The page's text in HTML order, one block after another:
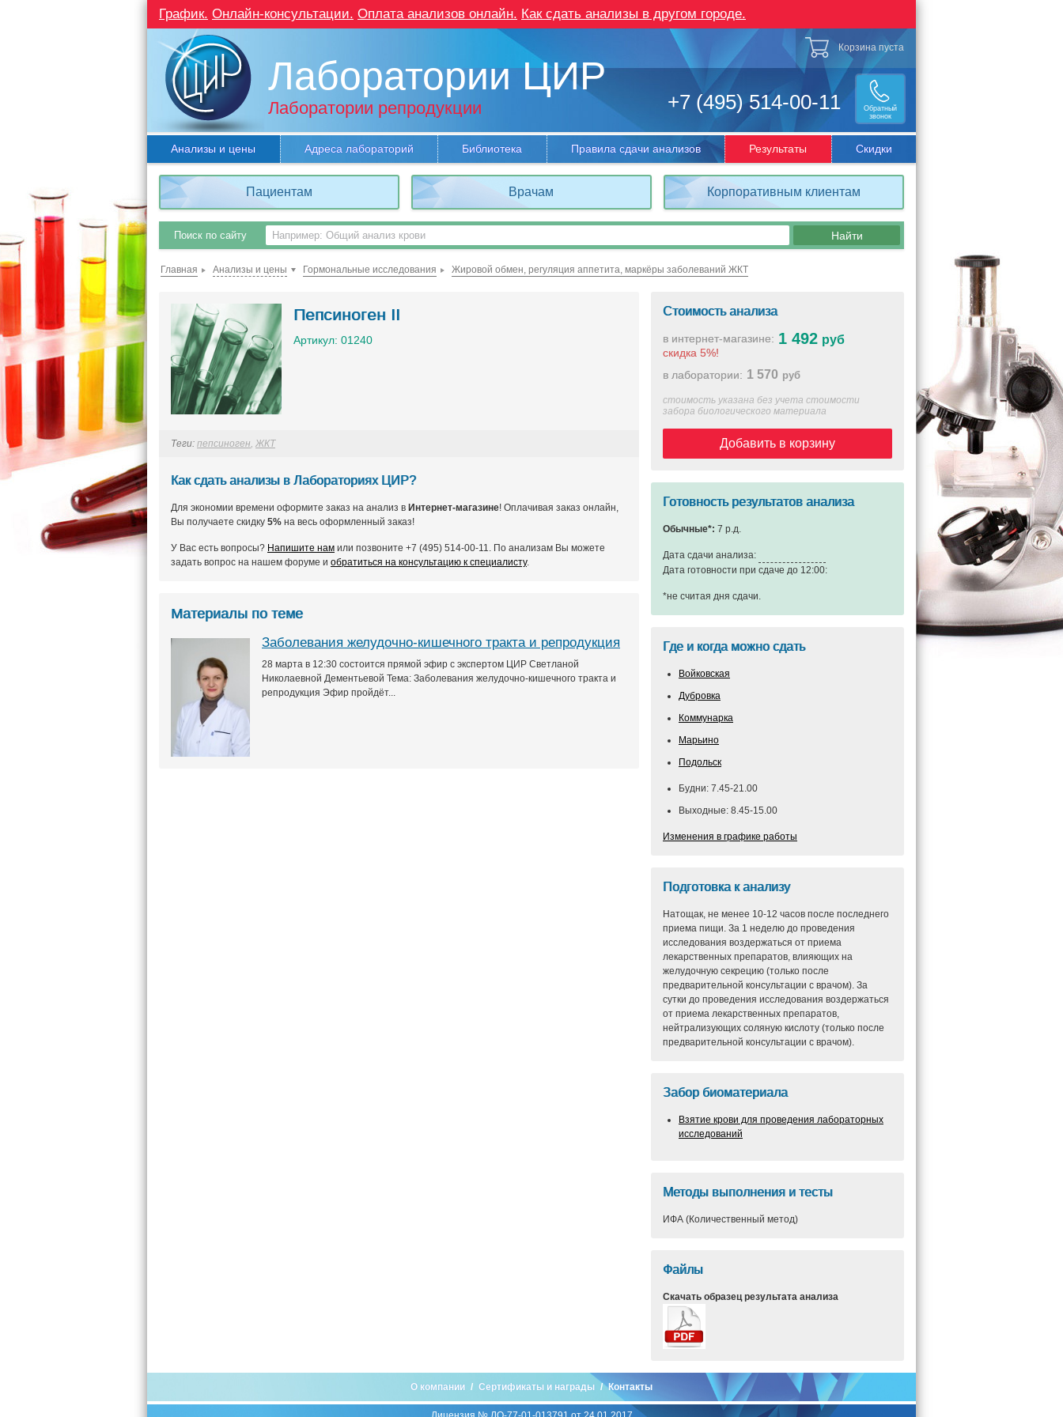
График. Онлайн-консультации. Оплата анализов онлайн. Как сдать анализы в другом городе.
Лаборатории ЦИР
Лаборатории репродукции +7 (495) 514-00-11
Обратный
звонок
Корзина пуста
Анализы и цены Адреса лабораторий Библиотека Правила сдачи анализов Результаты Скидки
Пациентам Врачам Корпоративным клиентам
Поиск по сайту
Главная Анализы и цены Гормональные исследования Жировой обмен, регуляция аппетита, маркёры заболеваний ЖКТ
Пепсиноген II
Артикул: 01240
Теги: пепсиноген, ЖКТ
Как сдать анализы в Лабораториях ЦИР?
Для экономии времени оформите заказ на анализ в Интернет-магазине! Оплачивая заказ онлайн,
Вы получаете скидку 5% на весь оформленный заказ!
У Вас есть вопросы? Напишите нам или позвоните +7 (495) 514-00-11. По анализам Вы можете
задать вопрос на нашем форуме и обратиться на консультацию к специалисту.
Материалы по теме
Заболевания желудочно-кишечного тракта и репродукция
28 марта в 12:30 состоится прямой эфир с экспертом ЦИР Светланой
Николаевной Дементьевой Тема: Заболевания желудочно-кишечного тракта и
репродукция Эфир пройдёт...
Стоимость анализа
в интернет-магазине:
скидка 5%!
1 492 руб
в лаборатории: 1 570 руб
стоимость указана без учета стоимости
забора биологического материала
Добавить в корзину
Готовность результатов анализа
Обычные*: 7 р.д.
Дата сдачи анализа:
Дата готовности при сдаче до 12:00:
*не считая дня сдачи.
Где и когда можно сдать
Войковская
Дубровка
Коммунарка
Марьино
Подольск
Будни: 7.45-21.00
Выходные: 8.45-15.00
Изменения в графике работы
Подготовка к анализу
Натощак, не менее 10-12 часов после последнего
приема пищи. За 1 неделю до проведения
исследования воздержаться от приема
лекарственных препаратов, влияющих на
желудочную секрецию (только после
предварительной консультации с врачом). За
сутки до проведения исследования воздержаться
от приема лекарственных препаратов,
нейтрализующих соляную кислоту (только после
предварительной консультации с врачом).
Забор биоматериала
Взятие крови для проведения лабораторных
исследований
Методы выполнения и тесты
ИФА (Количественный метод)
Файлы
Скачать образец результата анализа
О компании Сертификаты и награды Контакты